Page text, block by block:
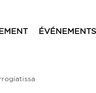
ÉVÉNEMENTS